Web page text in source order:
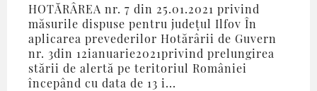
HOTĂRÂREA nr. 7 din 25.01.2021 privind
măsurile dispuse pentru județul Ilfov În
aplicarea prevederilor Hotărârii de Guvern
nr. 3din 12ianuarie2021privind prelungirea
stării de alertă pe teritoriul României
începând cu data de 13 i...